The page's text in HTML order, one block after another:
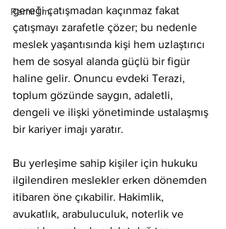
Remil İlmi
gereği çatışmadan kaçınmaz fakat
çatışmayı zarafetle çözer; bu nedenle
meslek yaşantısında kişi hem uzlaştırıcı
hem de sosyal alanda güçlü bir figür
haline gelir. Onuncu evdeki Terazi,
toplum gözünde saygın, adaletli,
dengeli ve ilişki yönetiminde ustalaşmış
bir kariyer imajı yaratır.
Bu yerleşime sahip kişiler için hukuku
ilgilendiren meslekler erken dönemden
itibaren öne çıkabilir. Hakimlik,
avukatlık, arabuluculuk, noterlik ve